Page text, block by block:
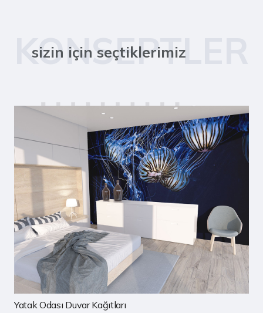
KONSEPTLER
sizin için seçtiklerimiz
Çocuk Odası Duvar Kağıtları